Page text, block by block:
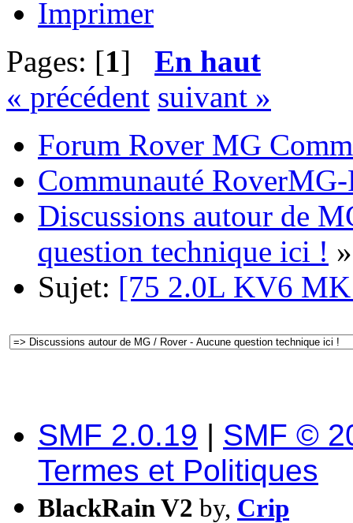
Imprimer
Pages: [1] En haut
« précédent suivant »
Forum Rover MG
Communauté RoverMG-
Discussions autour de
question technique ici ! »
Sujet: [75 2.0L KV6
SMF 2.0.19 | SMF ©
Termes et Politiques
BlackRain V2 by, Crip